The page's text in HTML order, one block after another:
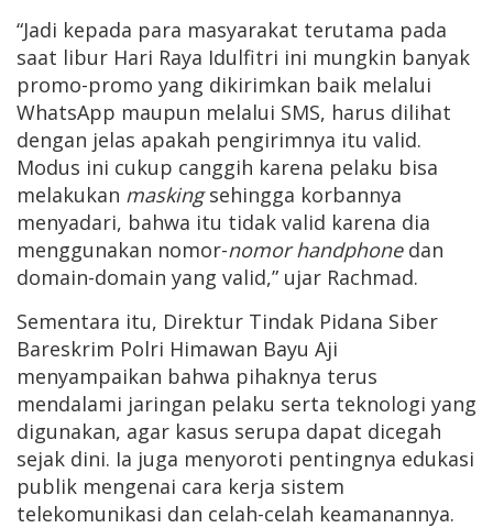
“Jadi kepada para masyarakat terutama pada
saat libur Hari Raya Idulfitri ini mungkin banyak
promo-promo yang dikirimkan baik melalui
WhatsApp maupun melalui SMS, harus dilihat
dengan jelas apakah pengirimnya itu valid.
Modus ini cukup canggih karena pelaku bisa
melakukan maskingsehingga korbannya
menyadari, bahwa itu tidak valid karena dia
menggunakan nomor-nomor handphonedan
domain-domain yang valid,” ujar Rachmad.
Sementara itu, Direktur Tindak Pidana Siber
Bareskrim Polri Himawan Bayu Aji
menyampaikan bahwa pihaknya terus
mendalami jaringan pelaku serta teknologi yang
digunakan, agar kasus serupa dapat dicegah
sejak dini. Ia juga menyoroti pentingnya edukasi
publik mengenai cara kerja sistem
telekomunikasi dan celah-celah keamanannya.